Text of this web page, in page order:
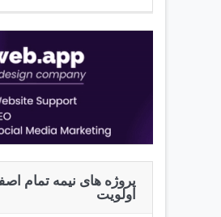
پروژه های نیمه تمام
اولویت